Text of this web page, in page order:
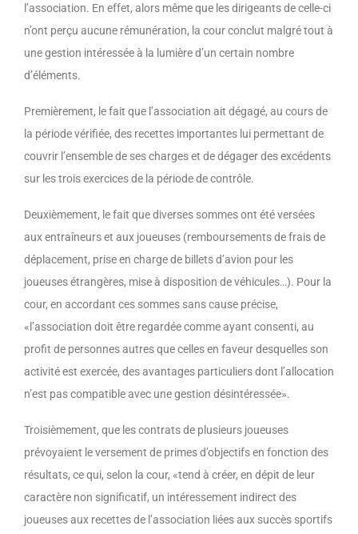
l’association. En effet, alors même que les dirigeants de celle-ci
n’ont perçu aucune rémunération, la cour conclut malgré tout à
une gestion intéressée à la lumière d’un certain nombre
d’éléments.
Premièrement, le fait que l’association ait dégagé, au cours de
la période vérifiée, des recettes importantes lui permettant de
couvrir l’ensemble de ses charges et de dégager des excédents
sur les trois exercices de la période de contrôle.
Deuxièmement, le fait que diverses sommes ont été versées
aux entraîneurs et aux joueuses (remboursements de frais de
déplacement, prise en charge de billets d’avion pour les
joueuses étrangères, mise à disposition de véhicules…). Pour la
cour, en accordant ces sommes sans cause précise,
«l’association doit être regardée comme ayant consenti, au
profit de personnes autres que celles en faveur desquelles son
activité est exercée, des avantages particuliers dont l’allocation
n’est pas compatible avec une gestion désintéressée».
Troisièmement, que les contrats de plusieurs joueuses
prévoyaient le versement de primes d’objectifs en fonction des
résultats, ce qui, selon la cour, «tend à créer, en dépit de leur
caractère non significatif, un intéressement indirect des
joueuses aux recettes de l’association liées aux succès sportifs